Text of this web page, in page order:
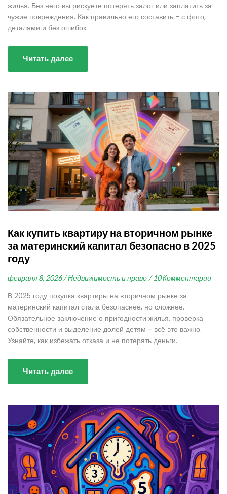
жилья. Без него вы рискуете потерять залог или заплатить за
чужие повреждения. Как правильно его составить - с фото,
деталями и без ошибок.
Читать далее
Как купить квартиру на вторичном рынке
за материнский капитал безопасно в 2025
году
февраля 8, 2026 / Недвижимость и право / 10 Комментарии
В 2025 году покупка квартиры на вторичном рынке за
материнский капитал стала безопаснее, но сложнее.
Обязательное заключение о пригодности жилья, проверка
собственности и выделение долей детям - всё это важно.
Узнайте, как избежать отказа и не потерять деньги.
Читать далее